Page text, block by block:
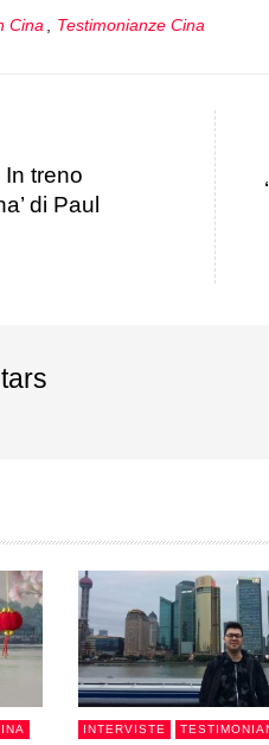
Cina Testimonianze Cina
In treno
di Paul
INTERVISTE